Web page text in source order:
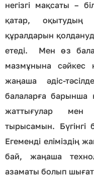
негізгі мақсаты –
қатар, оқытудың
құралдарын
етеді. Мен өз
мазмұнына сәйкес
жаңаша әдіс-
балаларға барынша
жаттығулар мен
тырысамын. Бүгінгі
Егеменді еліміздің
бай, жаңаша
азаматы болып